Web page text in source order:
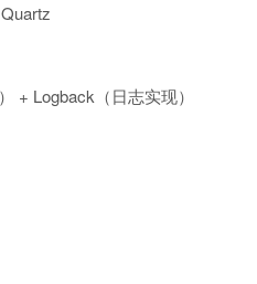
+ Logback（日志实现）